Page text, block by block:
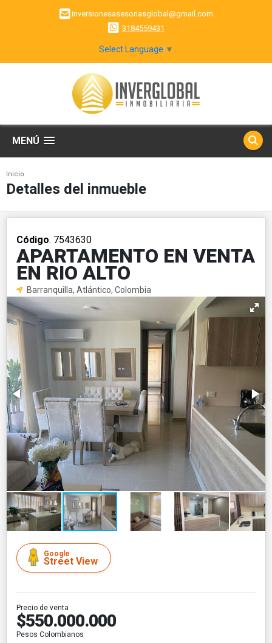
inversionesasesoriasglobal@gmail.com
3184559431
Select Language ▼
MENÚ
Inicio
Detalles del inmueble
Código. 7543630
APARTAMENTO EN VENTA
EN RIO ALTO
Barranquilla, Atlántico, Colombia
Google
Street View
Precio de venta
$550.000.000
Pesos Colombianos